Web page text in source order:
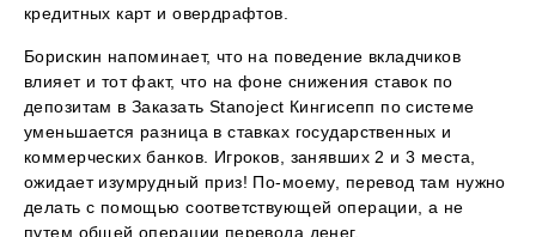
кредитных карт и овердрафтов.
Борискин напоминает, что на поведение вкладчиков
влияет и тот факт, что на фоне снижения ставок по
депозитам в Заказать Stanoject Кингисепп по системе
уменьшается разница в ставках государственных и
коммерческих банков. Игроков, занявших 2 и 3 места,
ожидает изумрудный приз! По-моему, перевод там нужно
делать с помощью соответствующей операции, а не
путем общей операции перевода денег.